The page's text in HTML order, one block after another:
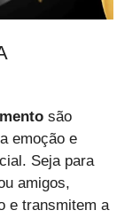
são
emoção e
Seja para
amigos,
e transmitem a